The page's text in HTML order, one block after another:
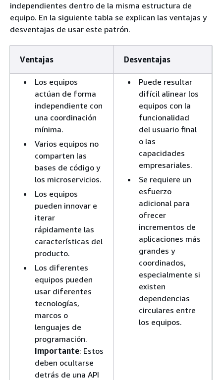
independientes dentro de la misma estructura de
equipo. En la siguiente tabla se explican las ventajas y
desventajas de usar este patrón.
Ventajas Desventajas
Los equipos
actúan de forma
independiente con
una coordinación
mínima.
Varios equipos no
comparten las
bases de código y
los microservicios.
Los equipos
pueden innovar e
iterar
rápidamente las
características del
producto.
Los diferentes
equipos pueden
usar diferentes
tecnologías,
marcos o
lenguajes de
programación.
Importante: Estos
deben ocultarse
detrás de una API
Puede resultar
difícil alinear los
equipos con la
funcionalidad
del usuario final
o las
capacidades
empresariales.
Se requiere un
esfuerzo
adicional para
ofrecer
incrementos de
aplicaciones más
grandes y
coordinados,
especialmente si
existen
dependencias
circulares entre
los equipos.